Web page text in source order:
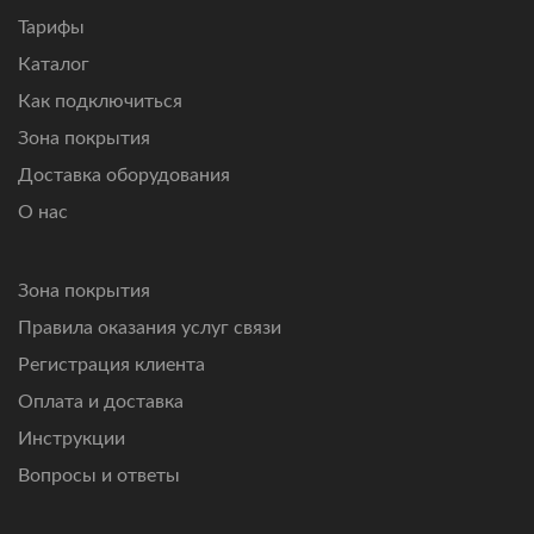
не справляются.
Тарифы
Каталог
Как подключиться
Зона покрытия
Доставка оборудования
О нас
Зона покрытия
Правила оказания услуг связи
Регистрация клиента
Оплата и доставка
Инструкции
Вопросы и ответы